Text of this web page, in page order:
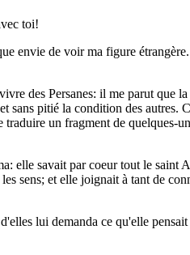
toi!
envie de voir ma figure
des Persanes: il me parut
pitié la condition des autres.
un fragment de
elle savait par coeur tout le
sens; et elle joignait à tant de
lui demanda ce qu'elle